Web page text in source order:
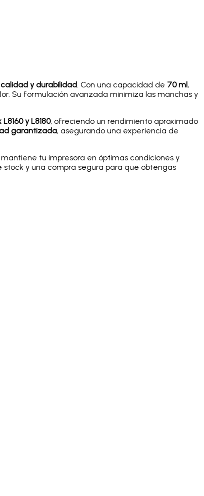
y durabilidad . Con una capacidad de 70 ml,
Su formulación avanzada minimiza las manchas y
y L8180, ofreciendo un rendimiento aproximado
garantizada, asegurando una experiencia de
tu impresora en óptimas condiciones y
y una compra segura para que obtengas